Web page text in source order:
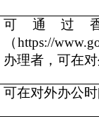
可通过
（https://
办理者，可在
可在对外办公